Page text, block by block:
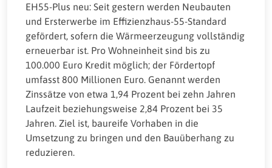
EH55-Plus neu: Seit gestern werden Neubauten
und Ersterwerbe im Effizienzhaus-55-Standard
gefördert, sofern die Wärmeerzeugung vollständig
erneuerbar ist. Pro Wohneinheit sind bis zu
100.000 Euro Kredit möglich; der Fördertopf
umfasst 800 Millionen Euro. Genannt werden
Zinssätze von etwa 1,94 Prozent bei zehn Jahren
Laufzeit beziehungsweise 2,84 Prozent bei 35
Jahren. Ziel ist, baureife Vorhaben in die
Umsetzung zu bringen und den Bauüberhang zu
reduzieren.